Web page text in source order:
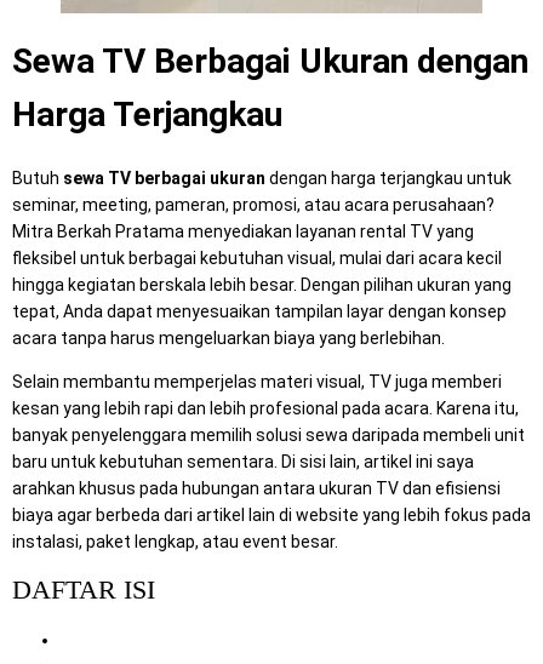
Sewa TV Berbagai Ukuran dengan
Harga Terjangkau
Butuh sewa TV berbagai ukuran dengan harga terjangkau untuk
seminar, meeting, pameran, promosi, atau acara perusahaan?
Mitra Berkah Pratama menyediakan layanan rental TV yang
fleksibel untuk berbagai kebutuhan visual, mulai dari acara kecil
hingga kegiatan berskala lebih besar. Dengan pilihan ukuran yang
tepat, Anda dapat menyesuaikan tampilan layar dengan konsep
acara tanpa harus mengeluarkan biaya yang berlebihan.
Selain membantu memperjelas materi visual, TV juga memberi
kesan yang lebih rapi dan lebih profesional pada acara. Karena itu,
banyak penyelenggara memilih solusi sewa daripada membeli unit
baru untuk kebutuhan sementara. Di sisi lain, artikel ini saya
arahkan khusus pada hubungan antara ukuran TV dan efisiensi
biaya agar berbeda dari artikel lain di website yang lebih fokus pada
instalasi, paket lengkap, atau event besar.
DAFTAR ISI